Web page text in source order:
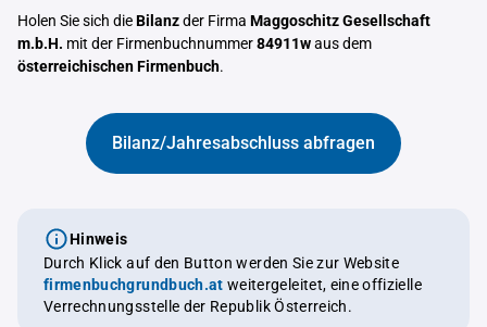
Holen Sie sich dieBilanzder Firma Maggoschitz Gesellschaft
m.b.H. mit der Firmenbuchnummer84911waus dem
österreichischen Firmenbuch.
Bilanz/Jahresabschluss abfragen
Hinweis
Durch Klick auf den Button werden Sie zur Website
firmenbuchgrundbuch.at weitergeleitet, eine offizielle
Verrechnungsstelle der Republik Österreich.